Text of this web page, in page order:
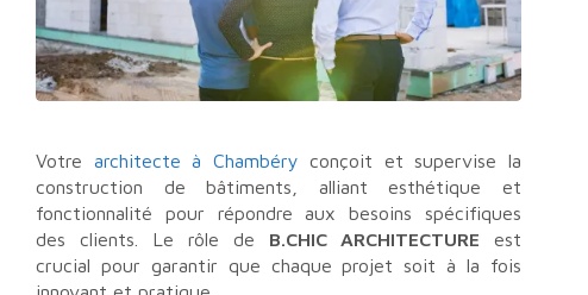
Votre architecte à Chambéry conçoit et supervise la
construction de bâtiments, alliant esthétique et
fonctionnalité pour répondre aux besoins spécifiques
des clients. Le rôle de B.CHIC ARCHITECTURE est
crucial pour garantir que chaque projet soit à la fois